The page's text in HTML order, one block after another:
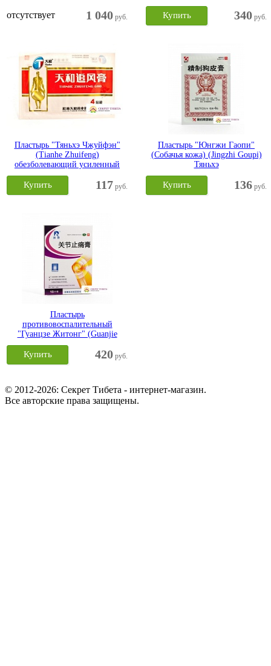
1 040 руб.
отсутствует 340 руб.
Купить
Пластырь "Тяньхэ Чжуйфэн"
(Tianhe Zhuifeng)
обезболевающий усиленный
117 руб.
Купить
Пластырь "Юнгжи Гаопи"
(Собачья кожа) (Jingzhi Goupi)
Тяньхэ
136 руб.
Купить
Пластырь
противовоспалительный
"Гуанцзе Житонг" (Guanjie
Zhitong) Тяньхэ
420 руб.
Купить
© 2012-2026: Секрет Тибета - интернет-магазин.
Все авторские права защищены.